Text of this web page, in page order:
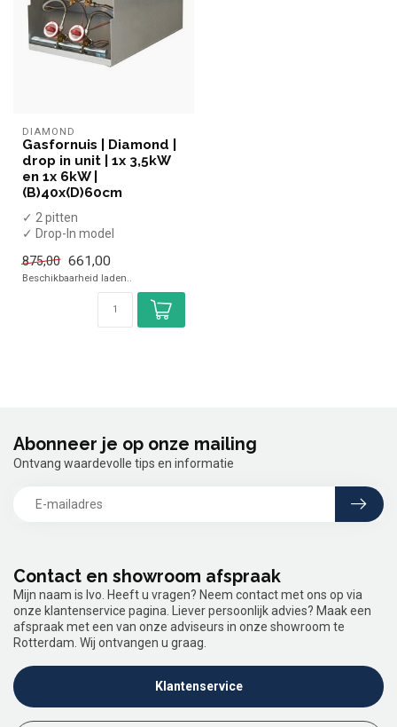
DIAMOND
Gasfornuis | Diamond |
drop in unit | 1x 3,5kW
en 1x 6kW |
(B)40x(D)60cm
✓ 2 pitten
✓ Drop-In model
✓ Aardgas
875,00 661,00
Beschikbaarheid laden..
Contact en showroom afspraak
Mijn naam is Ivo. Heeft u vragen? Neem contact met ons op via
onze klantenservice pagina. Liever persoonlijk advies? Maak een
afspraak met een van onze adviseurs in onze showroom te
Rotterdam. Wij ontvangen u graag.
Klantenservice
Abonneer je op onze mailing
Ontvang waardevolle tips en informatie